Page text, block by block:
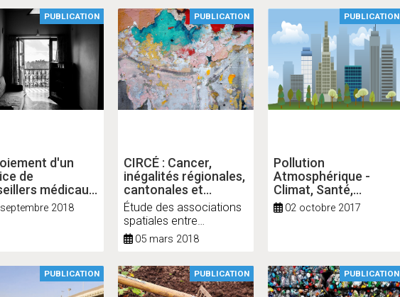
d'un
de
médicaux
PUBLICATION
2018
CIRCÉ : Cancer,
inégalités régionales,
cantonales et
environnement
PUBLICATION
Étude des associations
spatiales entre
expositions
environnementales,
sanitaires en Île-de-
France
05 mars 2018
Pollution
Atmosphérique -
Climat, Santé,
Société
PUBLICATION
02 octobre 2017
PUBLICATION PUBLICATION PUBLICATION